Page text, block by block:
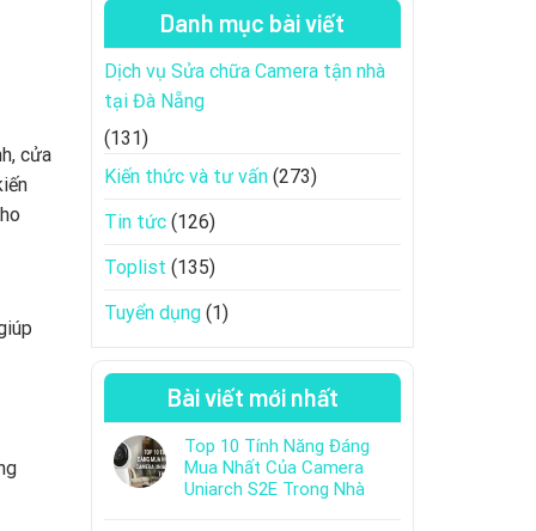
cửa
Danh mục bài viết
Dịch vụ Sửa chữa Camera tận nhà
tại Đà Nẵng
(131)
Kiến thức và tư vấn (273)
Tin tức (126)
Toplist (135)
Tuyển dụng (1)
Bài viết mới nhất
Top 10 Tính Năng Đáng
Mua Nhất Của Camera
Uniarch S2E Trong Nhà